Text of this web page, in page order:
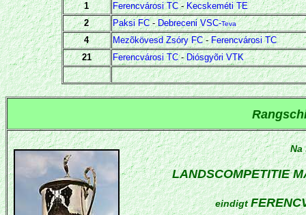
1
Ferencvárosi TC-Kecskeméti TE
2
Paksi FC-Debreceni VSC-Teva
4 Mezõkövesd Zsóry FC-Ferencvárosi TC
21
Ferencvárosi TC-Diósgyõri VTK
Na
LANDSCOMPETITIE
eindigt